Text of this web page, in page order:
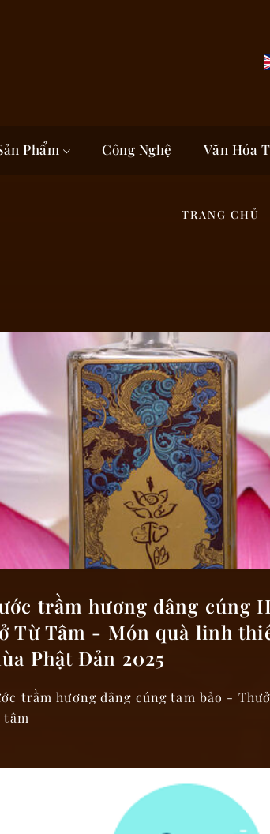
Phẩm Công Nghệ Văn Hóa
TRANG CHỦ
trầm hương dâng cúng
Từ Tâm - Món quà linh
Phật Đản 2025
trầm hương dâng cúng tam bảo -
tâm